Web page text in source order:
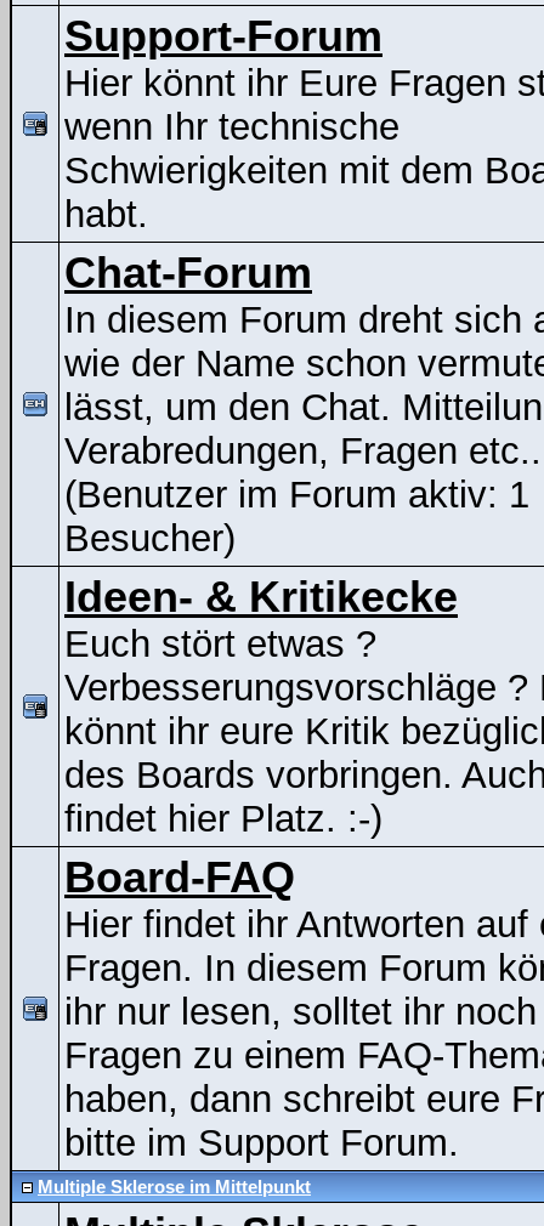
Support-Forum
Hier könnt ihr Eure Fragen
wenn Ihr technische
Schwierigkeiten mit dem
habt.
Chat-Forum
In diesem Forum dreht sich
wie der Name schon
lässt, um den Chat.
Verabredungen, Fragen etc..
(Benutzer im Forum aktiv: 1
Besucher)
Ideen- & Kritikecke
Euch stört etwas ?
Verbesserungsvorschläge ?
könnt ihr eure Kritik
des Boards vorbringen.
findet hier Platz. :-)
Board-FAQ
Hier findet ihr Antworten auf
Fragen. In diesem Forum
ihr nur lesen, solltet ihr noch
Fragen zu einem FAQ-
haben, dann schreibt eure
bitte im Support Forum.
Multiple Sklerose im Mittelpunkt